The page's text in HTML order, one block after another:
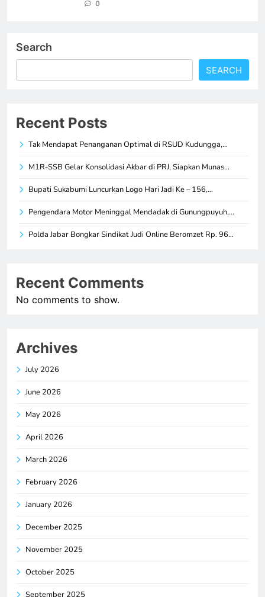
0
Search
SEARCH
Recent Posts
Tak Mendapat Penanganan Optimal di RSUD Kudungga,…
M1R-SSB Gelar Konsolidasi Akbar di PRJ, Siapkan Munas…
Bupati Sukabumi Luncurkan Logo Hari Jadi Ke – 156,…
Pengendara Motor Meninggal Mendadak di Gunungpuyuh,…
Polda Jabar Bongkar Sindikat Judi Online Beromzet Rp. 96…
Recent Comments
No comments to show.
Archives
July 2026
June 2026
May 2026
April 2026
March 2026
February 2026
January 2026
December 2025
November 2025
October 2025
September 2025